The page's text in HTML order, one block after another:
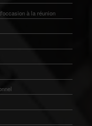
à la réunion